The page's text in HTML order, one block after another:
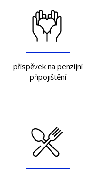
příspěvek na penzijní
připojištění